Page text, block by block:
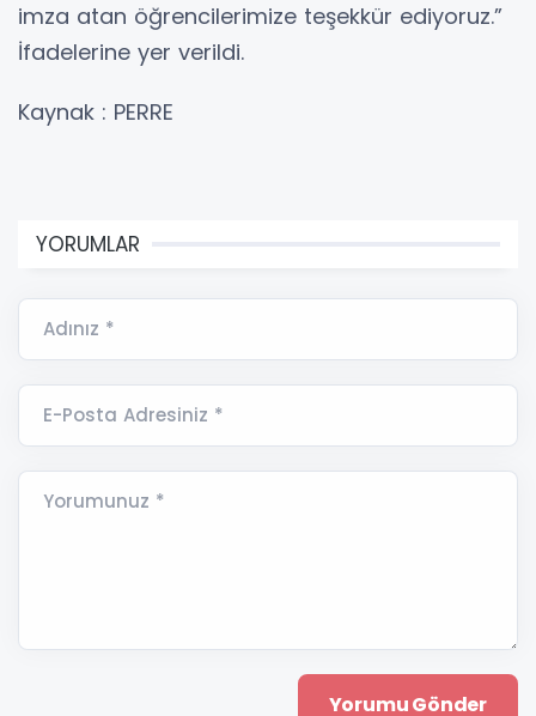
imza atan öğrencilerimize teşekkür ediyoruz.”
İfadelerine yer verildi.
Kaynak : PERRE
YORUMLAR
Adınız *
E-Posta Adresiniz *
Yorumunuz *